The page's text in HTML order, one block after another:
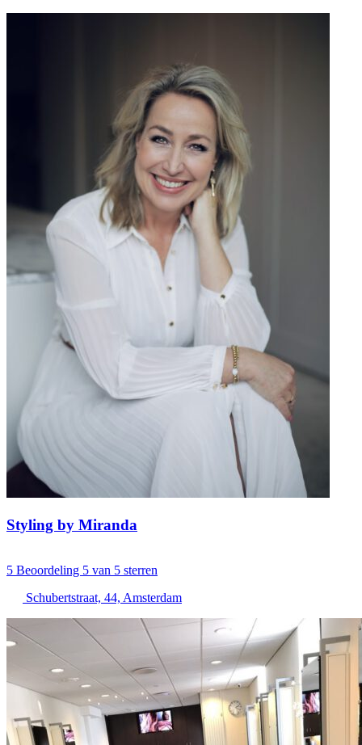
Styling by Miranda
5 Beoordeling 5 van 5 sterren
Schubertstraat, 44, Amsterdam